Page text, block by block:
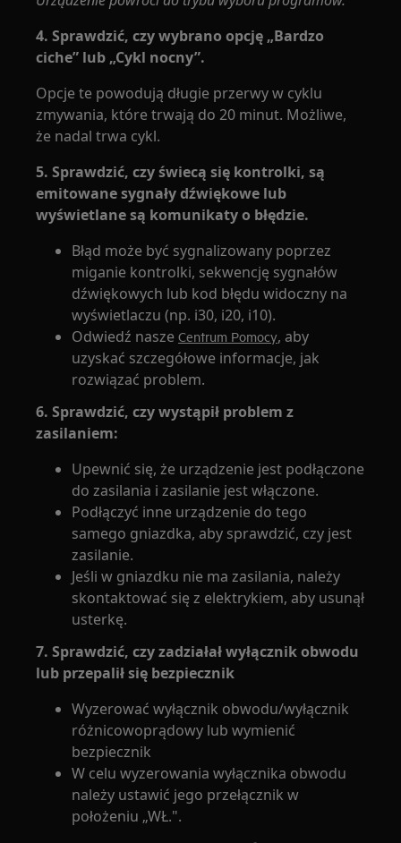
4. Sprawdzić, czy wybrano opcję „Bardzo
ciche” lub „Cykl nocny”.
Opcje te powodują długie przerwy w cyklu
zmywania, które trwają do 20 minut. Możliwe,
że nadal trwa cykl.
5. Sprawdzić, czy świecą się kontrolki, są
emitowane sygnały dźwiękowe lub
wyświetlane są komunikaty o błędzie.
Błąd może być sygnalizowany poprzez
miganie kontrolki, sekwencję sygnałów
dźwiękowych lub kod błędu widoczny na
wyświetlaczu (np. i30, i20, i10).
Odwiedź naszeCentrum Pomocy, aby
uzyskać szczegółowe informacje, jak
rozwiązać problem.
6. Sprawdzić, czy wystąpił problem z
zasilaniem:
Upewnić się, że urządzenie jest podłączone
do zasilania i zasilanie jest włączone.
Podłączyć inne urządzenie do tego
samego gniazdka, aby sprawdzić, czy jest
zasilanie.
Jeśli w gniazdku nie ma zasilania, należy
skontaktować się z elektrykiem, aby usunął
usterkę.
7. Sprawdzić, czy zadziałał wyłącznik obwodu
lub przepalił się bezpiecznik
Wyzerować wyłącznik obwodu/wyłącznik
różnicowoprądowy lub wymienić
bezpiecznik
W celu wyzerowania wyłącznika obwodu
należy ustawić jego przełącznik w
położeniu „WŁ.".